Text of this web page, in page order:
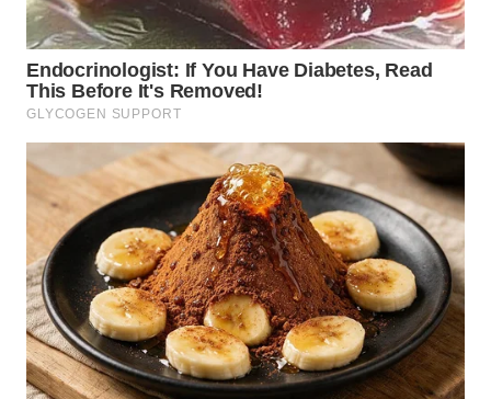
DEPOK
WN
TAPANULI
UTARA
WN
SAMOSIR
PADANG
LAWAS
WN
SUMEDANG